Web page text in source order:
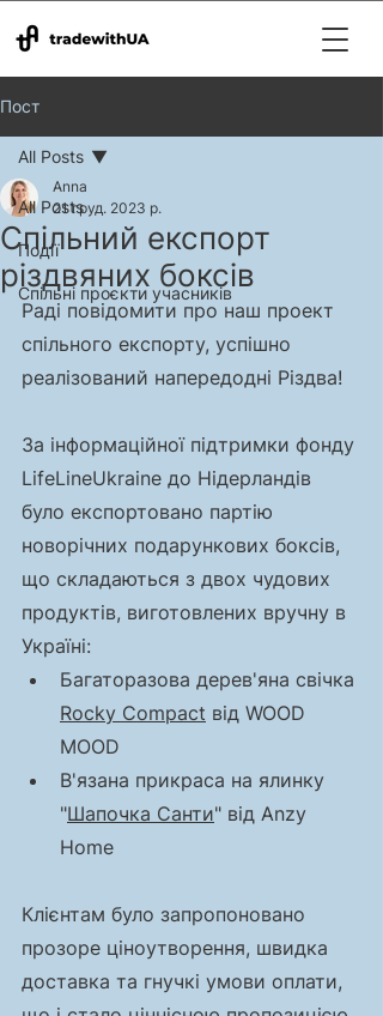
Пост
All Posts
Події
Спільні проєкти учасників
All Posts
Спільний експорт
різдвяних боксів
Anna
21 груд. 2023 р.
Раді повідомити про наш проект
спільного експорту, успішно
реалізований напередодні Різдва!
За інформаційної підтримки фонду
LifeLineUkraine до Нідерландів
було експортовано партію
новорічних подарункових боксів,
що складаються з двох чудових
продуктів, виготовлених вручну в
Україні:
Багаторазова дерев'яна свічка
Rocky Compact від WOOD
MOOD
В'язана прикраса на ялинку
"Шапочка Санти" від Anzy
Home
Клієнтам було запропоновано
прозоре ціноутворення, швидка
доставка та гнучкі умови оплати,